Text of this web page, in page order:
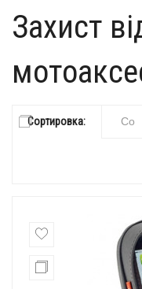
Захист
Сортировка: